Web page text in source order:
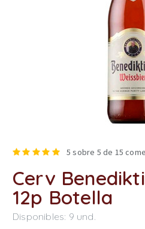
5 sobre 5 de 15
Cerv
12p Botella
Disponibles: 9 und.